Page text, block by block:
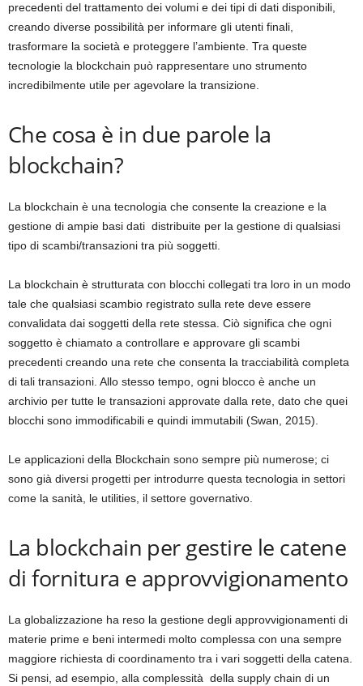
precedenti del trattamento dei volumi e dei tipi di dati disponibili,
creando diverse possibilità per informare gli utenti finali,
trasformare la società e proteggere l’ambiente. Tra queste
tecnologie la blockchain può rappresentare uno strumento
incredibilmente utile per agevolare la transizione.
Che cosa è in due parole la
blockchain?
La blockchain è una tecnologia che consente la creazione e la
gestione di ampie basi dati distribuite per la gestione di qualsiasi
tipo di scambi/transazioni tra più soggetti.
La blockchain è strutturata con blocchi collegati tra loro in un modo
tale che qualsiasi scambio registrato sulla rete deve essere
convalidata dai soggetti della rete stessa. Ciò significa che ogni
soggetto è chiamato a controllare e approvare gli scambi
precedenti creando una rete che consenta la tracciabilità completa
di tali transazioni. Allo stesso tempo, ogni blocco è anche un
archivio per tutte le transazioni approvate dalla rete, dato che quei
blocchi sono immodificabili e quindi immutabili (Swan, 2015).
Le applicazioni della Blockchain sono sempre più numerose; ci
sono già diversi progetti per introdurre questa tecnologia in settori
come la sanità, le utilities, il settore governativo.
La blockchain per gestire le catene
di fornitura e approvvigionamento
La globalizzazione ha reso la gestione degli approvvigionamenti di
materie prime e beni intermedi molto complessa con una sempre
maggiore richiesta di coordinamento tra i vari soggetti della catena.
Si pensi, ad esempio, alla complessità della supply chain di un